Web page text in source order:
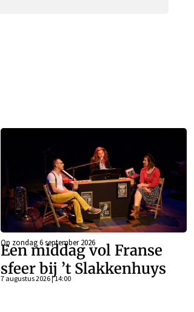
Op zondag 6 september 2026
Een middag vol Franse
sfeer bij ’t Slakkenhuys
7 augustus 2026 | 14:00